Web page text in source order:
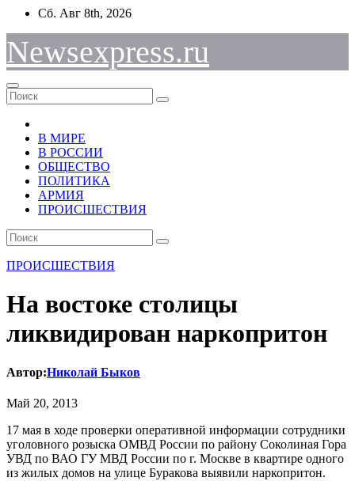
Перейти
содержимому
Сб. Авг 8th, 2026
Newsexpress.ru
В МИРЕ
В РОССИИ
ОБЩЕСТВО
ПОЛИТИКА
АРМИЯ
ПРОИСШЕСТВИЯ
ПРОИСШЕСТВИЯ
На востоке столицы
ликвидирован наркопритон
Автор:Николай Быков
Май 20, 2013
17 мая в ходе проверки оперативной информации сотрудники
уголовного розыска ОМВД России по району Соколиная Гора
УВД по ВАО ГУ МВД России по г. Москве в квартире одного
из жилых домов на улице Буракова выявили наркопритон.